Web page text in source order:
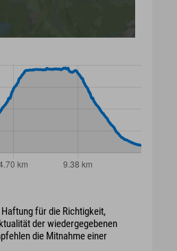
für die Richtigkeit,
der wiedergegebenen
die Mitnahme einer